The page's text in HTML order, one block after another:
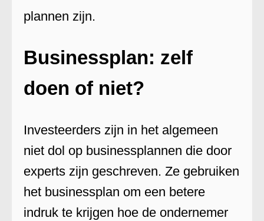
plannen zijn.
Businessplan: zelf
doen of niet?
Investeerders zijn in het algemeen
niet dol op businessplannen die door
experts zijn geschreven. Ze gebruiken
het businessplan om een betere
indruk te krijgen hoe de ondernemer